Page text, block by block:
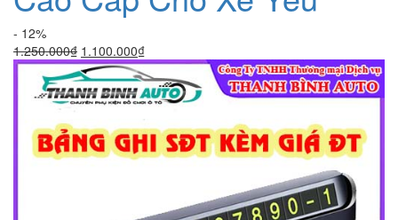
- 12%
1.250.000₫ Giá
gốc
là:
1.250.000₫.
1.100.000₫Giá
hiện
tại
là:
1.100.000₫.